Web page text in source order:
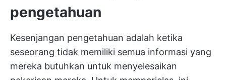
pengetahuan
Kesenjangan pengetahuan adalah ketika
seseorang tidak memiliki semua informasi yang
mereka butuhkan untuk menyelesaikan